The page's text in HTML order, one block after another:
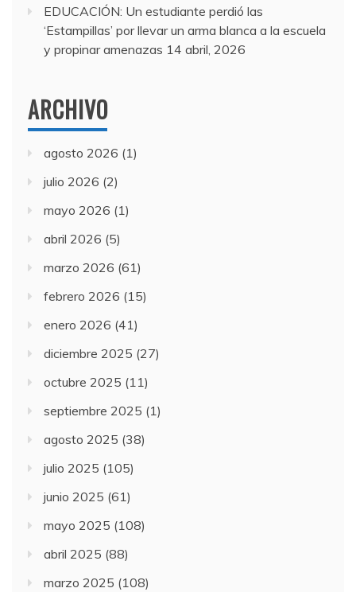
EDUCACIÓN: Un estudiante perdió las
‘Estampillas’ por llevar un arma blanca a la escuela
y propinar amenazas 14 abril, 2026
ARCHIVO
agosto 2026 (1)
julio 2026 (2)
mayo 2026 (1)
abril 2026 (5)
marzo 2026 (61)
febrero 2026 (15)
enero 2026 (41)
diciembre 2025 (27)
octubre 2025 (11)
septiembre 2025 (1)
agosto 2025 (38)
julio 2025 (105)
junio 2025 (61)
mayo 2025 (108)
abril 2025 (88)
marzo 2025 (108)